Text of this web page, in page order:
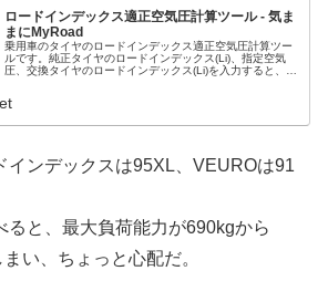
ロードインデックス適正空気圧計算ツール - 気ま
まにMyRoad
乗用車のタイヤのロードインデックス適正空気圧計算ツー
ルです。純正タイヤのロードインデックス(Li)、指定空気
圧、交換タイヤのロードインデックス(Li)を入力すると、交
インデックスは95XL、VEUROは91
ると、最大負荷能力が690kgから
い、ちょっと心配だ。